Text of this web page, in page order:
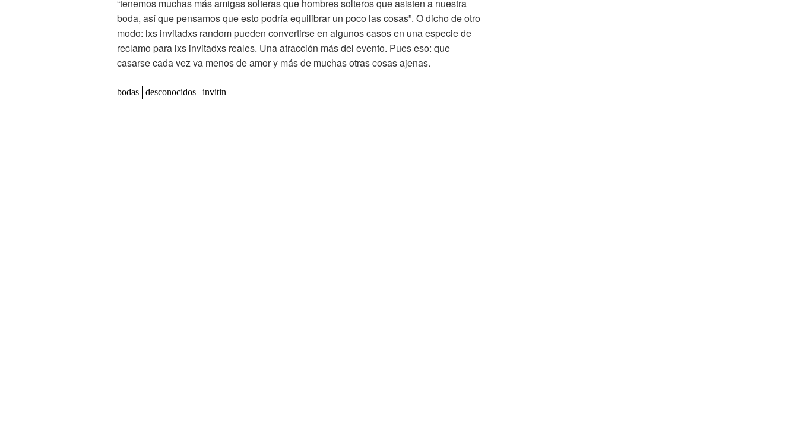
“tenemos muchas más amigas solteras que hombres solteros que asisten a nuestra
boda, así que pensamos que esto podría equilibrar un poco las cosas”. O dicho de otro
modo: lxs invitadxs random pueden convertirse en algunos casos en una especie de
reclamo para lxs invitadxs reales. Una atracción más del evento. Pues eso: que
casarse cada vez va menos de amor y más de muchas otras cosas ajenas.
bodas desconocidos invitin